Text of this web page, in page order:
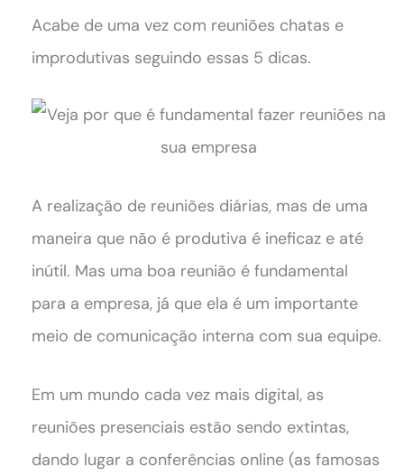
Acabe de uma vez com reuniões chatas e
improdutivas seguindo essas 5 dicas.
A realização de reuniões diárias, mas de uma
maneira que não é produtiva é ineficaz e até
inútil. Mas uma boa reunião é fundamental
para a empresa, já que ela é um importante
meio de comunicação interna com sua equipe.
Em um mundo cada vez mais digital, as
reuniões presenciais estão sendo extintas,
dando lugar a conferências online (as famosas